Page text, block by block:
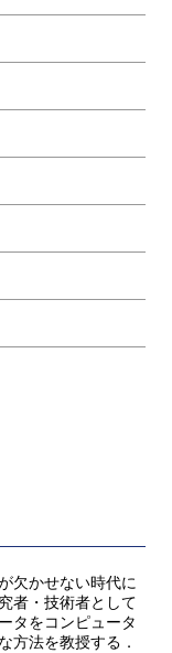
欠かせない時代に
者・技術者として
タをコンピュータ
方法を教授する．